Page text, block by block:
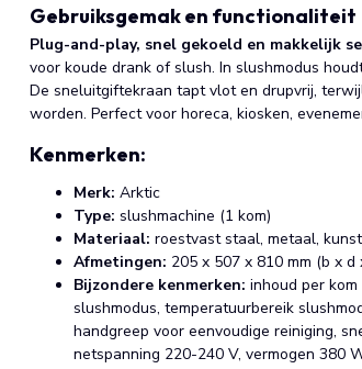
Gebruiksgemak en functionaliteit
Plug-and-play, snel gekoeld en makkelijk
voor koude drank of slush. In slushmodus
De sneluitgiftekraan tapt vlot en drupvrij,
worden. Perfect voor horeca, kiosken,
Kenmerken:
Merk: Arktic
Type: slushmachine (1 kom)
Materiaal: roestvast staal, metaal,
Afmetingen: 205 x 507 x 810 mm (b x d
Bijzondere kenmerken: inhoud per
slushmodus, temperatuurbereik
handgreep voor eenvoudige reiniging,
netspanning 220-240 V, vermogen 380